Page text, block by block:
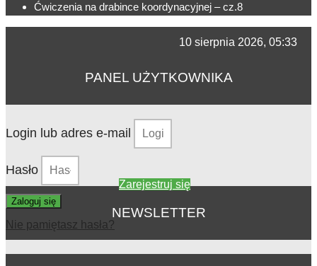
Ćwiczenia na drabince koordynacyjnej – cz.8
10 sierpnia 2026, 05:33
PANEL UŻYTKOWNIKA
Login lub adres e-mail
Hasło
Zaloguj się
Nie pamiętasz hasła?
Zarejestruj się
NEWSLETTER